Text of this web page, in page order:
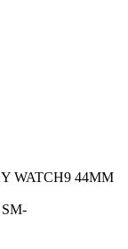
WATCH9 44MM
SM-